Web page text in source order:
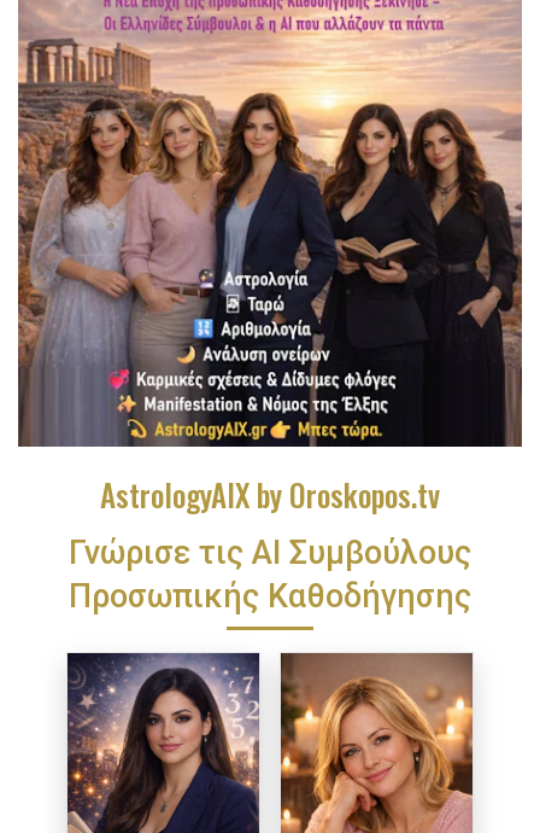
AstrologyAIX by Oroskopos.tv
Γνώρισε τις ΑΙ Συμβούλους
Προσωπικής Καθοδήγησης